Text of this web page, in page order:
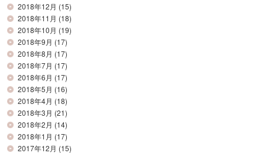
2018年12月 (15)
2018年11月 (18)
2018年10月 (19)
2018年9月 (17)
2018年8月 (17)
2018年7月 (17)
2018年6月 (17)
2018年5月 (16)
2018年4月 (18)
2018年3月 (21)
2018年2月 (14)
2018年1月 (17)
2017年12月 (15)